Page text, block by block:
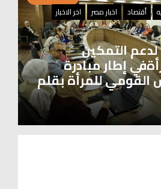
أقتصاد اخبار مصر
اخر الاخبار
التمكين
إطار مبادرة
للمرأة بقلم